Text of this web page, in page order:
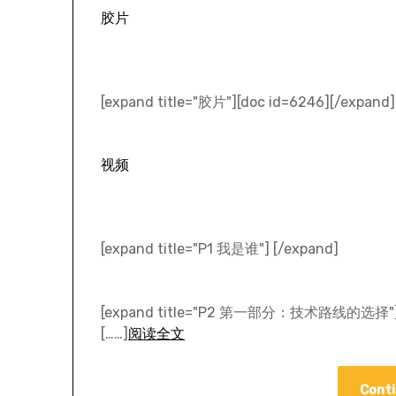
胶片
[expand title="胶片"][doc id=6246][/expand]
视频
[expand title="P1 我是谁"] [/expand]
[expand title="P2 第一部分：技术路线的选择"]
[……] 阅读全文